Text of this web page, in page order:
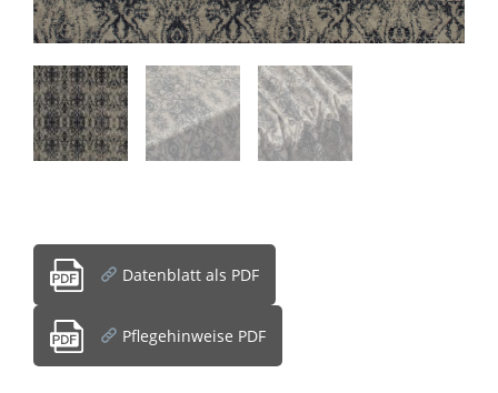
Datenblatt als PDF
Pflegehinweise PDF